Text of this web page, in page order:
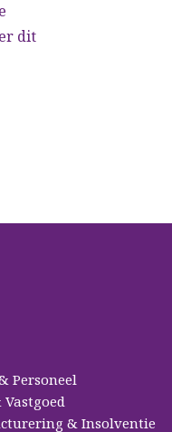
dit
Personeel
& Insolventie